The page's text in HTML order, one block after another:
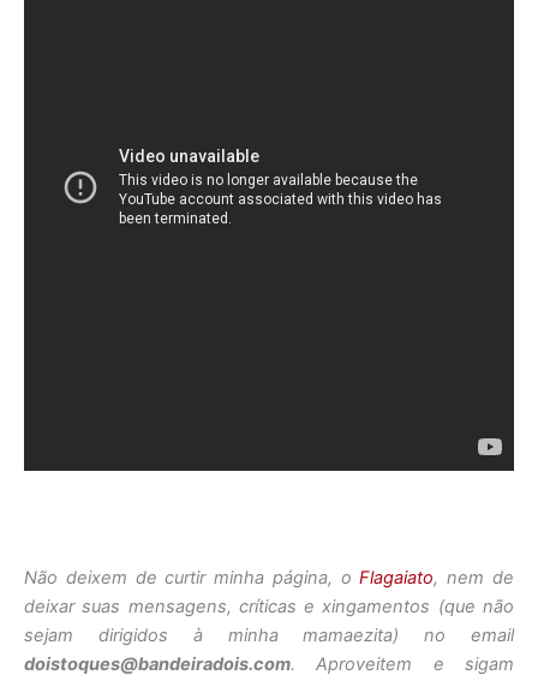
Não deixem de curtir minha página, oFlagaiato, nem de
deixar suas mensagens, críticas e xingamentos (que não
sejam dirigidos à minha mamaezita) no email
doistoques@bandeiradois.com. Aproveitem e sigam